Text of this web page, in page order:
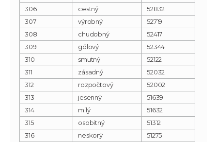
306
cestný
52832
307
výrobný
52719
308
chudobný
52417
309
gólový
52344
310
smutný
52122
311
zásadný
52032
312
rozpočtový
52002
313
jesenný
51639
314
milý
51632
315
osobitný
51312
316
neskorý
51275